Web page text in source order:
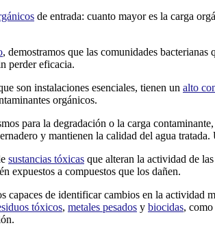
de entrada: cuanto mayor es la carga
, demostramos que las comunidades bacterianas
perder eficacia.
son instalaciones esenciales, tienen un alto
orgánicos.
para la degradación o la carga
y mantienen la calidad del agua
sustancias tóxicas que alteran la actividad de
expuestos a compuestos que los dañen.
capaces de identificar cambios en la actividad
tóxicos, metales pesados y biocidas,